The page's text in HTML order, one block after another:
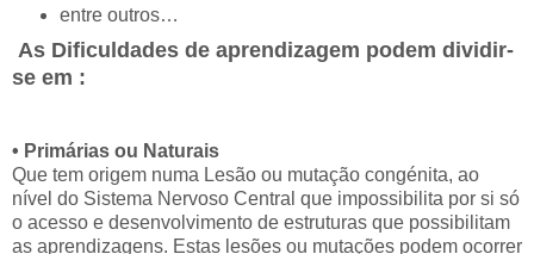
entre outros…
As Dificuldades de aprendizagem podem dividir-
se em :
• Primárias ou Naturais
Que tem origem numa Lesão ou mutação congénita, ao
nível do Sistema Nervoso Central que impossibilita por si só
o acesso e desenvolvimento de estruturas que possibilitam
as aprendizagens. Estas lesões ou mutações podem ocorrer